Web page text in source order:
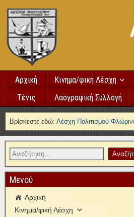
Αρχική Κινημα/φική Λέσχη
Τένις
Λαογραφική Συλλογή
Βρίσκεστε εδώ: Λέσχη Πολιτισμού
Μενού
Αρχική
Κινημα/φική Λέσχη